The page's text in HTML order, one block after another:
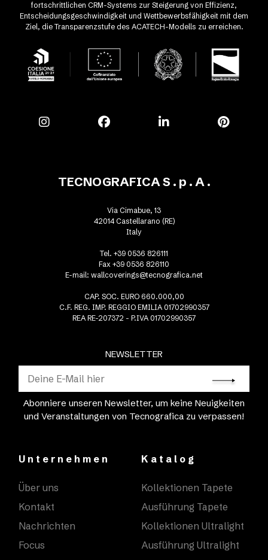
fortschrittlichen CRM-Systems zur Steigerung von Effizienz,
Entscheidungsgeschwindigkeit und Wettbewerbsfähigkeit mit dem
Ziel, die Transparenzstufe des ACATECH-Modells zu erreichen.
NEWSLETTER
Abonniere unseren Newsletter, um keine Neuigkeiten
und Veranstaltungen von Tecnografica zu verpassen!
TECNOGRAFICA S . p . A .
Via Cimabue, 13
42014 Castellarano (RE)
Italy
Tel. +39 0536 826111
Fax +39 0536 826110
E-mail: wallcoverings@tecnografica.net
CAP. SOC. EURO 660.000,00
C.F. REG. IMP. REGGIO EMILIA 01702990357
REA RE-207372 - P.IVA 01702990357
Unternehmen
Über uns
Kontakt
Nachrichten
Focus
Katalog
Kollektionen Tapete
Ausführung Tapete
Kollektionen Ultralight
Ausführung Ultralight